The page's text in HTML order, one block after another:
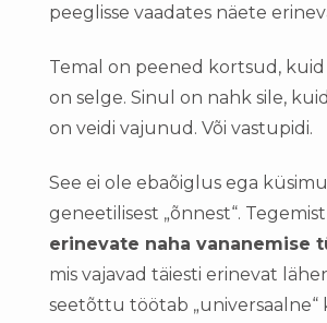
peeglisse vaadates näete
Temal on peened kortsud,
on selge. Sinul on nahk sile,
on veidi vajunud. Või vastupidi.
See ei ole ebaõiglus ega
geneetilisest „õnnest“.
erinevate naha vananemise
mis vajavad täiesti erinevat
seetõttu töötab